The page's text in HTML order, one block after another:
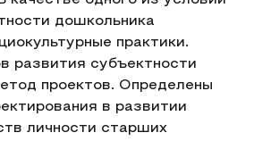
дошкольника
практики.
развития субъектности
проектов. Определены
в развитии
личности старших